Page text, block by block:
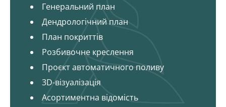
Генеральний план
Дендрологічний план
План покриттів
Розбивочне креслення
Проєкт автоматичного поливу
3D-візуалізація
Асортиментна відомість